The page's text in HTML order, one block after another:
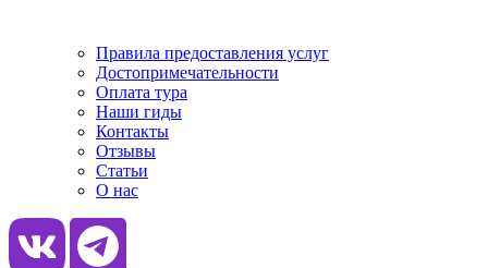
Правила предоставления услуг
Достопримечательности
Оплата тура
Наши гиды
Контакты
Отзывы
Статьи
О нас